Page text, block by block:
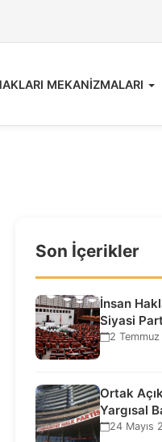
MEKANİZMALARI
Son İçerikler
İnsan
Siyasi
2
Ortak
Yargısal
Aşamaya
24 Mayıs